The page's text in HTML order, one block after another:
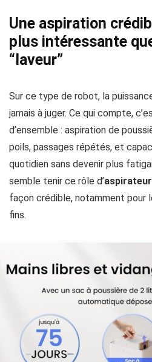
Une aspiration
plus intéressante
“laveur”
Sur ce type de robot, la
jamais à juger. Ce qui compte,
d’ensemble : aspiration de
poils, passages répétés, et
quotidien sans devenir plus
semble tenir ce rôle d’
façon crédible, notamment pour
fins.